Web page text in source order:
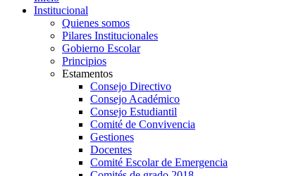
Institucional
Quienes somos
Pilares Institucionales
Gobierno Escolar
Principios
Estamentos
Consejo Directivo
Consejo Académico
Consejo Estudiantil
Comité de Convivencia
Gestiones
Docentes
Comité Escolar de Emergencia